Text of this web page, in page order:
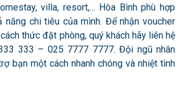
villa, resort,… Hòa Bình phù hợp
năng chi tiêu của mình. Để nhận voucher
thức đặt phòng, quý khách hãy liên hệ
333 – 025 7777 7777. Đội ngũ nhân
bạn một cách nhanh chóng và nhiệt tình